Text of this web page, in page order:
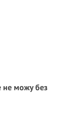
не можу без